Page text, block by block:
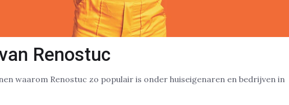
Renostuc
waarom Renostuc zo populair is onder huiseigenaren en bedrijven in